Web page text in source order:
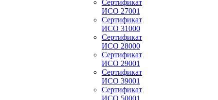
Сертификат
ИСО 27001
Сертификат
ИСО 31000
Сертификат
ИСО 28000
Сертификат
ИСО 29001
Сертификат
ИСО 39001
Сертификат
ИСО 50001